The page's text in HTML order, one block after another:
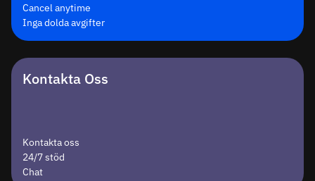
Cancel anytime
Inga dolda avgifter
Kontakta Oss
Kontakta oss
24/7 stöd
Chat